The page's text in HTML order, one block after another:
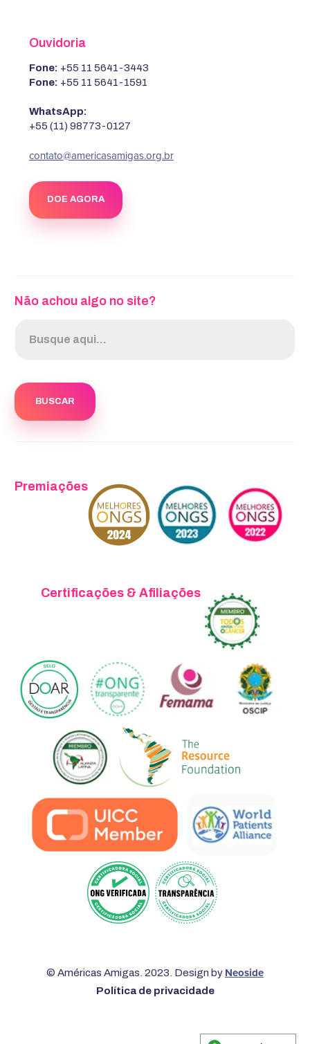
Ouvidoria
Fone: +55 11 5641-3443
Fone: +55 11 5641-1591
WhatsApp:
+55 (11) 98773-0127
contato@americasamigas.org.br
DOE AGORA
Não achou algo no site?
Premiações
Certificações & Afiliações
© Américas Amigas. 2023. Design by Neoside
Política de privacidade